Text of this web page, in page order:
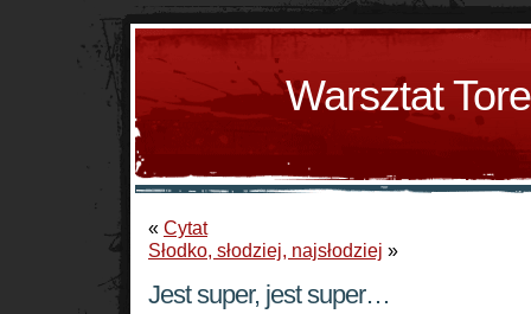
Warsztat
« Cytat
Słodko, słodziej, najsłodziej »
Jest super, jest super…